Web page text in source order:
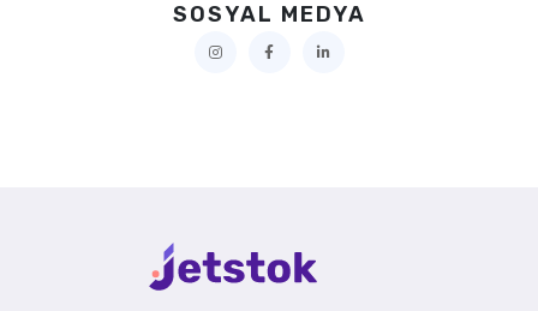
SOSYAL MEDYA